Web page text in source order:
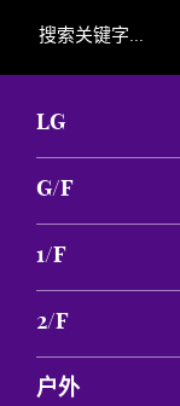
设施搜索
LG
G/F
1/F
2/F
户外